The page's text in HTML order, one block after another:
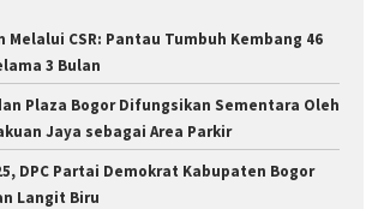
CSR: Pantau Tumbuh Kembang 46
3 Bulan
Plaza Bogor Difungsikan Sementara Oleh
Jaya sebagai Area Parkir
DPC Partai Demokrat Kabupaten Bogor
Langit Biru